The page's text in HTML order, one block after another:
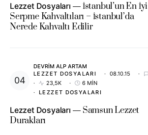
Lezzet Dosyaları
İstanbul’un En İyi
Serpme Kahvaltıları – İstanbul’da
Nerede Kahvaltı Edilir
DEVRIM ALP ARTAM
LEZZET DOSYALARI
08.10.15
23,5K
6 MIN
LEZZET DOSYALARI
Lezzet Dosyaları
Samsun Lezzet
Durakları